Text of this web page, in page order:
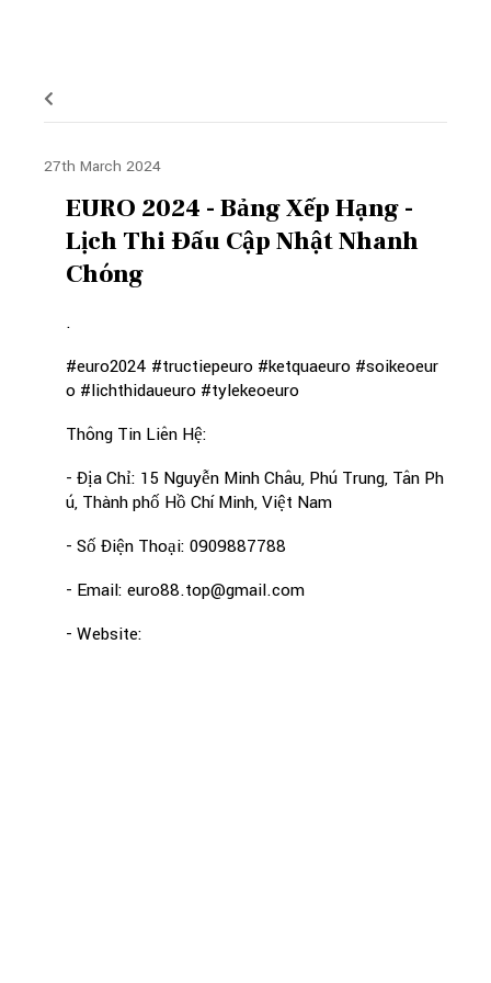
27th March 2024
EURO 2024 - Bảng Xếp Hạng -
Lịch Thi Đấu Cập Nhật Nhanh
Chóng
.
#euro2024 #tructiepeuro #ketquaeuro #soikeoeur
o #lichthidaueuro #tylekeoeuro
Thông Tin Liên Hệ:
- Địa Chỉ: 15 Nguyễn Minh Châu, Phú Trung, Tân Ph
ú, Thành phố Hồ Chí Minh, Việt Nam
- Số Điện Thoại: 0909887788
- Email: euro88.top@gmail.com
- Website: